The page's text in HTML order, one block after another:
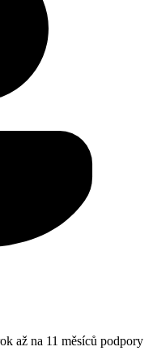
až na 11 měsíců podpory